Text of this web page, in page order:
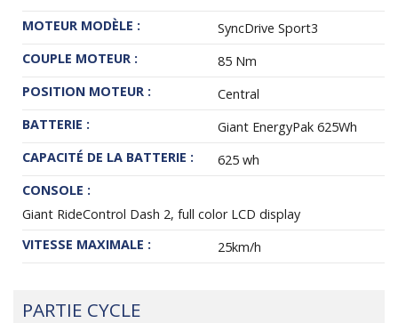
MOTEUR MODÈLE :
SyncDrive Sport3
COUPLE MOTEUR :
85 Nm
POSITION MOTEUR :
Central
BATTERIE :
Giant EnergyPak 625Wh
CAPACITÉ DE LA BATTERIE :
625 wh
CONSOLE :
Giant RideControl Dash 2, full color LCD display
VITESSE MAXIMALE :
25km/h
PARTIE CYCLE